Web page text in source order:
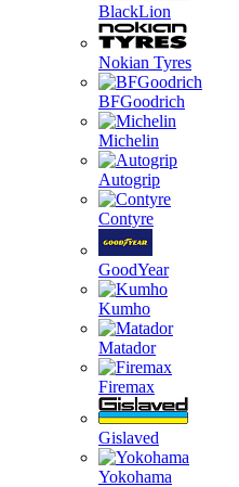
BlackLion
Nokian Tyres
BFGoodrich
Michelin
Autogrip
Contyre
GoodYear
Kumho
Matador
Firemax
Gislaved
Yokohama